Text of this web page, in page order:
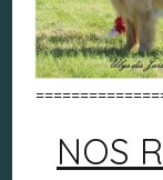
NOS